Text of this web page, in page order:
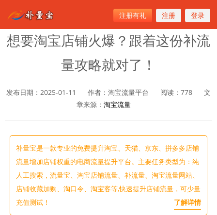
注册有礼 注册 登录
首页>淘宝流量
想要淘宝店铺火爆？跟着这份补流
量攻略就对了！
发布日期：2025-01-11 作者：淘宝流量平台 阅读： 778
文
章来源： 淘宝流量
补量宝是一款专业的免费提升淘宝、天猫、京东、拼多多店铺
流量增加店铺权重的电商流量提升平台。主要任务类型为：纯
人工搜索，流量宝、淘宝店铺流量、补流量、淘宝流量网站、
店铺收藏加购、淘口令、淘宝客等,快速提升店铺流量，可少量
充值测试！
了解详情